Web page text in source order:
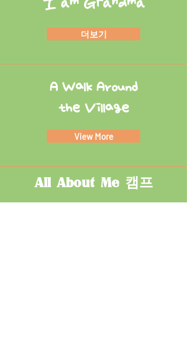
더보기
A Walk Around
the Village
View More
All About Me 캠프